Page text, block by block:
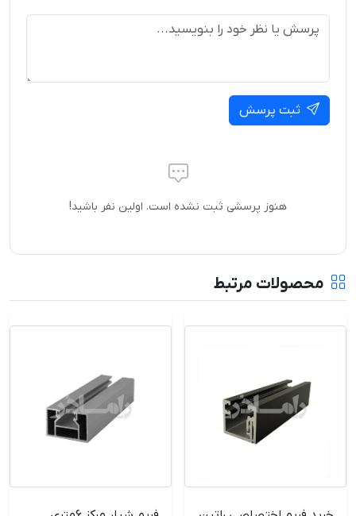
ثبت پرسش
هنوز پرسشی ثبت نشده است. اولین نفر باشید!
محصولات مرتبط